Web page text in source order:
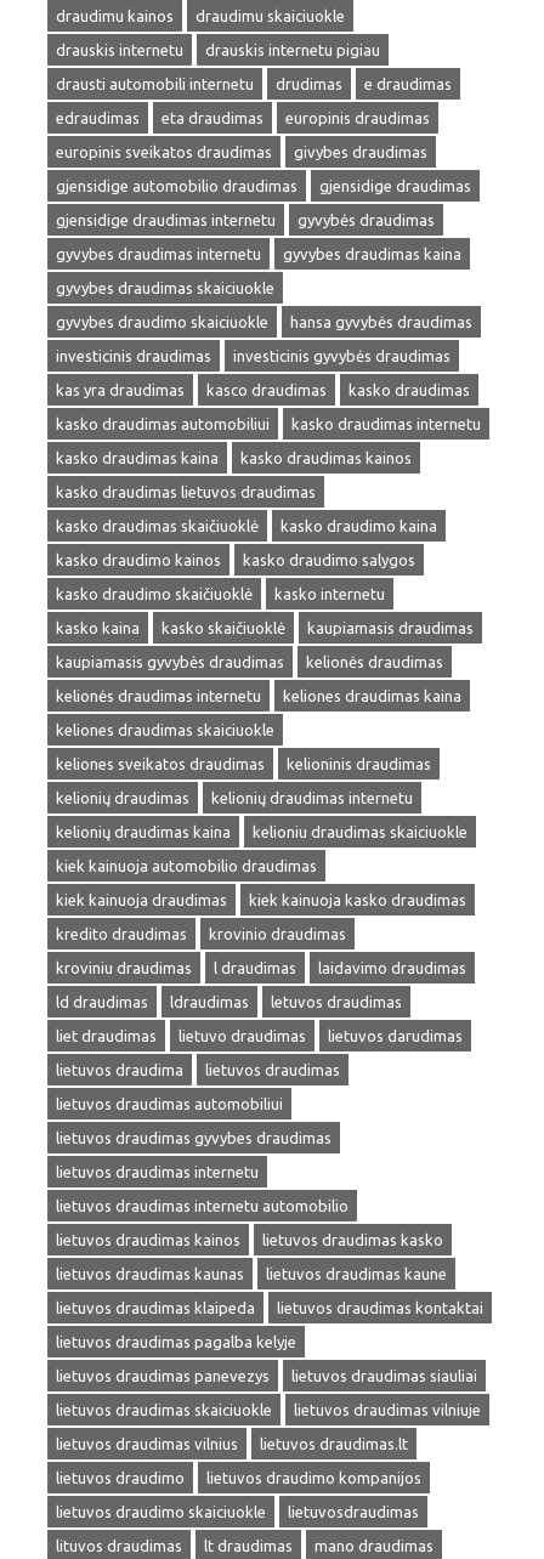
draudimu kainos
draudimu skaiciuokle
drauskis internetu
drauskis internetu pigiau
drausti automobili internetu
drudimas
e draudimas
edraudimas
eta draudimas
europinis draudimas
europinis sveikatos draudimas
givybes draudimas
gjensidige automobilio draudimas
gjensidige draudimas
gjensidige draudimas internetu
gyvybės draudimas
gyvybes draudimas internetu
gyvybes draudimas kaina
gyvybes draudimas skaiciuokle
gyvybes draudimo skaiciuokle
hansa gyvybės draudimas
investicinis draudimas
investicinis gyvybės draudimas
kas yra draudimas
kasco draudimas
kasko draudimas
kasko draudimas automobiliui
kasko draudimas internetu
kasko draudimas kaina
kasko draudimas kainos
kasko draudimas lietuvos draudimas
kasko draudimas skaičiuoklė
kasko draudimo kaina
kasko draudimo kainos
kasko draudimo salygos
kasko draudimo skaičiuoklė
kasko internetu
kasko kaina
kasko skaičiuoklė
kaupiamasis draudimas
kaupiamasis gyvybės draudimas
kelionės draudimas
kelionės draudimas internetu
keliones draudimas kaina
keliones draudimas skaiciuokle
keliones sveikatos draudimas
kelioninis draudimas
kelionių draudimas
kelionių draudimas internetu
kelionių draudimas kaina
kelioniu draudimas skaiciuokle
kiek kainuoja automobilio draudimas
kiek kainuoja draudimas
kiek kainuoja kasko draudimas
kredito draudimas
krovinio draudimas
kroviniu draudimas
l draudimas
laidavimo draudimas
ld draudimas
ldraudimas
letuvos draudimas
liet draudimas
lietuvo draudimas
lietuvos darudimas
lietuvos draudima
lietuvos draudimas
lietuvos draudimas automobiliui
lietuvos draudimas gyvybes draudimas
lietuvos draudimas internetu
lietuvos draudimas internetu automobilio
lietuvos draudimas kainos
lietuvos draudimas kasko
lietuvos draudimas kaunas
lietuvos draudimas kaune
lietuvos draudimas klaipeda
lietuvos draudimas kontaktai
lietuvos draudimas pagalba kelyje
lietuvos draudimas panevezys
lietuvos draudimas siauliai
lietuvos draudimas skaiciuokle
lietuvos draudimas vilniuje
lietuvos draudimas vilnius
lietuvos draudimas.lt
lietuvos draudimo
lietuvos draudimo kompanijos
lietuvos draudimo skaiciuokle
lietuvosdraudimas
lituvos draudimas
lt draudimas
mano draudimas